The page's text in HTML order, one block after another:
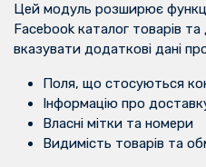
Цей модуль розширює
Facebook каталог товарів та
вказувати додаткові дані
Поля, що стосуються
Інформацію про
Власні мітки та номери
Видимість товарів та